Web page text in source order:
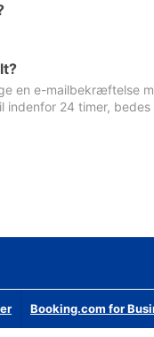
en e-mailbekræftelse
24 timer,
Booking.com for